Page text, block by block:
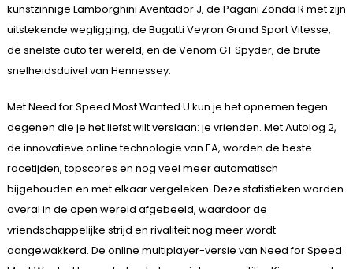
kunstzinnige Lamborghini Aventador J, de Pagani Zonda R met zijn
uitstekende wegligging, de Bugatti Veyron Grand Sport Vitesse,
de snelste auto ter wereld, en de Venom GT Spyder, de brute
snelheidsduivel van Hennessey.
Met Need for Speed Most Wanted U kun je het opnemen tegen
degenen die je het liefst wilt verslaan: je vrienden. Met Autolog 2,
de innovatieve online technologie van EA, worden de beste
racetijden, topscores en nog veel meer automatisch
bijgehouden en met elkaar vergeleken. Deze statistieken worden
overal in de open wereld afgebeeld, waardoor de
vriendschappelijke strijd en rivaliteit nog meer wordt
aangewakkerd. De online multiplayer-versie van Need for Speed